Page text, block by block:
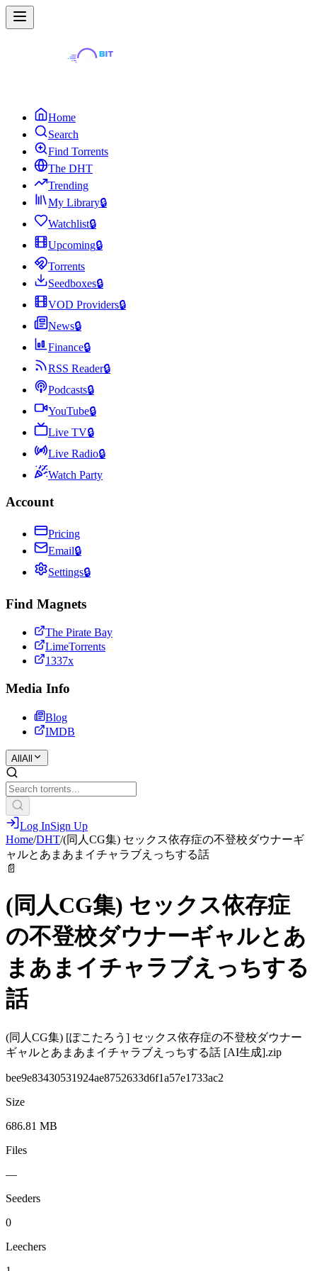
Home
Search
Find Torrents
The DHT
Trending
My Library🔒
Watchlist🔒
Upcoming🔒
Torrents
Seedboxes🔒
VOD Providers🔒
News🔒
Finance🔒
RSS Reader🔒
Podcasts🔒
YouTube🔒
Live TV🔒
Live Radio🔒
Watch Party
Account
Pricing
Email🔒
Settings🔒
Find Magnets
The Pirate Bay
LimeTorrents
1337x
Media Info
Blog
IMDB
All All
Log InSign Up
Home/DHT/(同人CG集) セックス依存症の不登校ダウナーギ
ャルとあまあまイチャラブえっちする話
📄
(同人CG集) セックス依存症
の不登校ダウナーギャルとあ
まあまイチャラブえっちする
話
(同人CG集) [ぽこたろう] セックス依存症の不登校ダウナー
ギャルとあまあまイチャラブえっちする話 [AI生成].zip
bee9e83430531924ae8752633d6f1a57e1733ac2
Size
686.81 MB
Files
—
Seeders
0
Leechers